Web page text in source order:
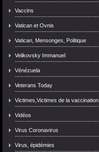
Vaccins
Vatican et Ovnis
Vatican, Mensonges, Politique
Velikovsky Immanuel
Vénézuela
Veterans Today
Victimes,Victimes de la vaccination
Vidéos
Virus Coronavirus
Virus, épidémies